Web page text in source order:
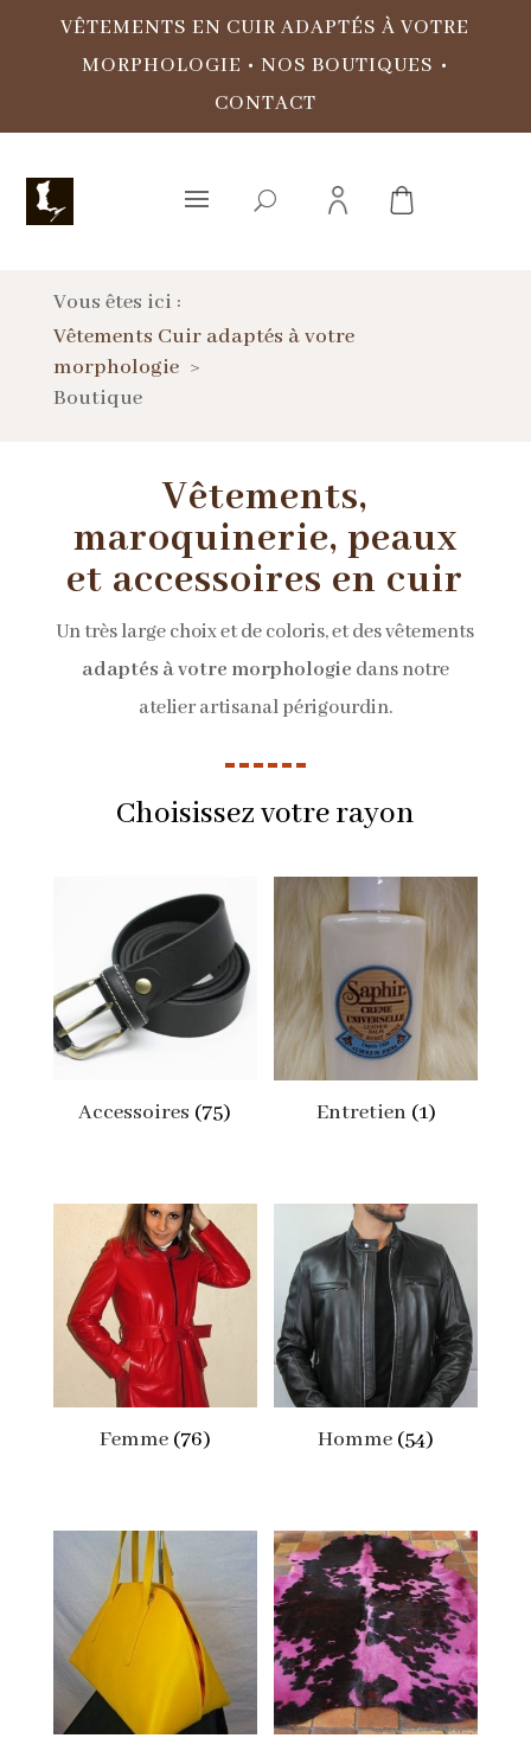
VÊTEMENTS EN CUIR ADAPTÉS À VOTRE
MORPHOLOGIE • NOS BOUTIQUES •
CONTACT
Vous êtes ici :
Vêtements Cuir adaptés à votre
morphologie
Boutique
Vêtements,
maroquinerie, peaux
et accessoires en cuir
Un très large choix et de coloris, et des vêtements
adaptés à votre morphologie dans notre
atelier artisanal périgourdin.
Choisissez votre rayon
Accessoires (75) Entretien (1)
Femme (76) Homme (54)